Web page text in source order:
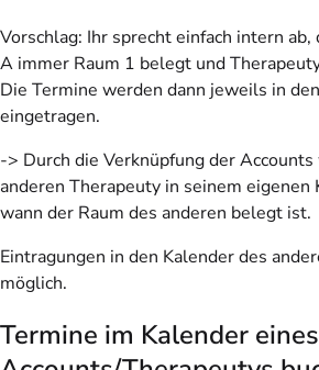
Vorschlag: Ihr sprecht einfach intern ab,
A immer Raum 1 belegt und
Die Termine werden dann jeweils in
eingetragen.
-> Durch die Verknüpfung der
anderen Therapeuty in seinem eigenen
wann der Raum des anderen belegt ist.
Eintragungen in den Kalender des
möglich.
Termine im Kalender